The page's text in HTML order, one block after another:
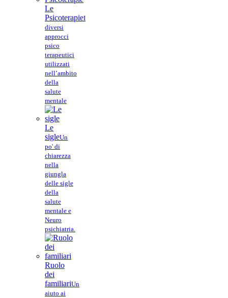
Le
PsicoterapieI
diversi
approcci
psico
terapeutici
utilizzati
nell’ambito
della
salute
mentale
Le
sigleUn
po' di
chiarezza
nella
giungla
delle sigle
della
salute
mentale e
Neuro
psichiatria.
Ruolo
dei
familiariUn
aiuto ai